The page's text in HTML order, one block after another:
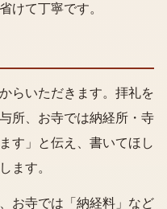
けて丁寧です。
らいただきます。拝礼を
所、お寺では納経所・寺
す」と伝え、書いてほし
ます。
お寺では「納経料」など